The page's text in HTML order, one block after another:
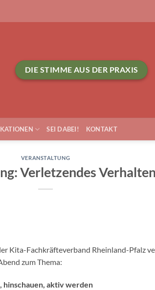
DIE STIMME AUS DER PRAXIS
SEI DABEI! KONTAKT
VERANSTALTUNG
Verletzendes
Kita-Fachkräfteverband Rheinland-Pfalz
zum Thema:
hinschauen, aktiv werden